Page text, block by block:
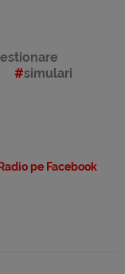
simulari
pe Facebook